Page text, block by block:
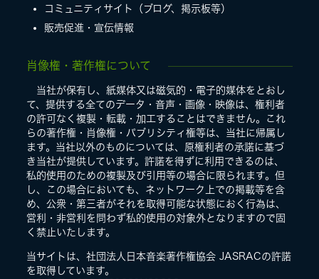
SPECIAL SITE
コミュニティサイト（ブログ、掲示板等）
販売促進・宣伝情報
肖像権・著作権について
当社が保有し、紙媒体又は磁気的・電子的媒体をとおし
て、提供する全てのデータ・音声・画像・映像は、権利者
の許可なく複製・転載・加工することはできません。これ
らの著作権・肖像権・パブリシティ権等は、当社に帰属し
ます。当社以外のものについては、原権利者の承諾に基づ
き当社が提供しています。許諾を得ずに利用できるのは、
私的使用のための複製及び引用等の場合に限られます。但
し、この場合においても、ネットワーク上での掲載等を含
め、公衆・第三者がそれを取得可能な状態におく行為は、
営利・非営利を問わず私的使用の対象外となりますので固
く禁止いたします。
当サイトは、社団法人日本音楽著作権協会 JASRACの許諾
を取得しています。